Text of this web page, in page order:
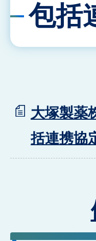
包括
大塚製薬
括連携協